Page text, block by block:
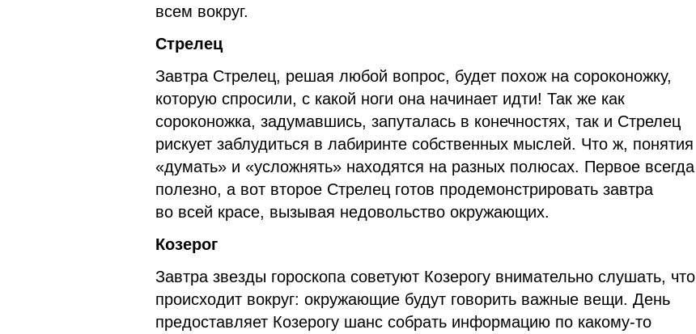
всем вокруг.
Стрелец
Завтра Стрелец, решая любой вопрос, будет похож на сороконожку,
которую спросили, с какой ноги она начинает идти! Так же как
сороконожка, задумавшись, запуталась в конечностях, так и Стрелец
рискует заблудиться в лабиринте собственных мыслей. Что ж, понятия
«думать» и «усложнять» находятся на разных полюсах. Первое всегда
полезно, а вот второе Стрелец готов продемонстрировать завтра
во всей красе, вызывая недовольство окружающих.
Козерог
Завтра звезды гороскопа советуют Козерогу внимательно слушать, что
происходит вокруг: окружающие будут говорить важные вещи. День
предоставляет Козерогу шанс собрать информацию по какому-то